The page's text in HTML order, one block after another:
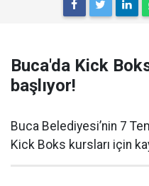
Buca'da Kick
başlıyor!
Buca Belediyesi’nin 7
Kick Boks kursları için